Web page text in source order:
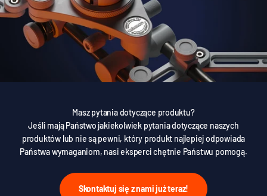
Masz pytania dotyczące produktu?
Jeśli mają Państwo jakiekolwiek pytania dotyczące naszych
produktów lub nie są pewni, który produkt najlepiej odpowiada
Państwa wymaganiom, nasi eksperci chętnie Państwu pomogą.
Skontaktuj się z nami już teraz!